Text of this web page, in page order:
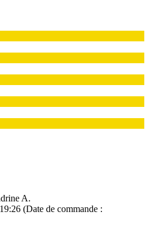
A.
(Date de commande :